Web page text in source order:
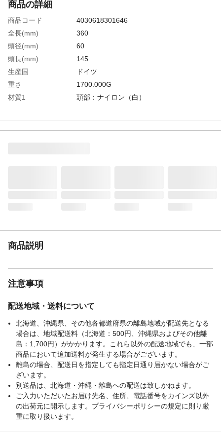
商品の詳細
商品コード
4030618301646
全長(mm)
360
頭径(mm)
60
頭長(mm)
145
生産国
ドイツ
重さ
1700.000G
材質1
頭部：ナイロン（白）
商品説明
注意事項
配送地域・送料について
北海道、沖縄県、その他各都道府県の離島地域が配送先となる
場合は、地域配送料（北海道：500円、沖縄県およびその他離
島：1,700円）がかかります。これら以外の配送地域でも、一部
商品において追加送料が発生する場合がございます。
離島の場合、配送日を指定しても指定日通り届かない場合がご
ざいます。
別送品は、北海道・沖縄・離島への配送は致しかねます。
ご入力いただいたお届け先名、住所、電話番号をカインズ以外
の出荷元に開示します。プライバシーポリシーの規定に則り厳
重に取り扱います。